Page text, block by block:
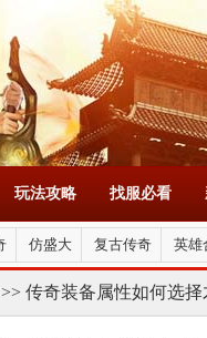
玩法攻略 找服必看
仿盛大 复古传奇 英雄
>> 传奇装备属性如何选